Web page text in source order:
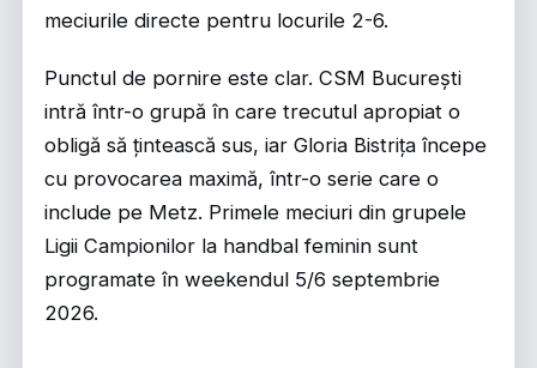
meciurile directe pentru locurile 2-6.
Punctul de pornire este clar. CSM București
intră într-o grupă în care trecutul apropiat o
obligă să țintească sus, iar Gloria Bistrița începe
cu provocarea maximă, într-o serie care o
include pe Metz. Primele meciuri din grupele
Ligii Campionilor la handbal feminin sunt
programate în weekendul 5/6 septembrie
2026.